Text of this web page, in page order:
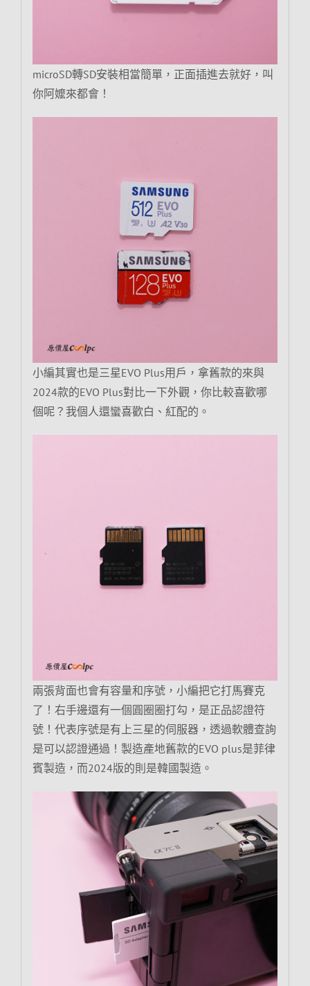
microSD轉SD安裝相當簡單，正面插進去就好，叫
你阿嬤來都會！
小編其實也是三星EVO Plus用戶，拿舊款的來與
2024款的EVO Plus對比一下外觀，你比較喜歡哪
個呢？我個人還蠻喜歡白、紅配的。
兩張背面也會有容量和序號，小編把它打馬賽克
了！右手邊還有一個圓圈圈打勾，是正品認證符
號！代表序號是有上三星的伺服器，透過軟體查詢
是可以認證通過！製造產地舊款的EVO plus是菲律
賓製造，而2024版的則是韓國製造。